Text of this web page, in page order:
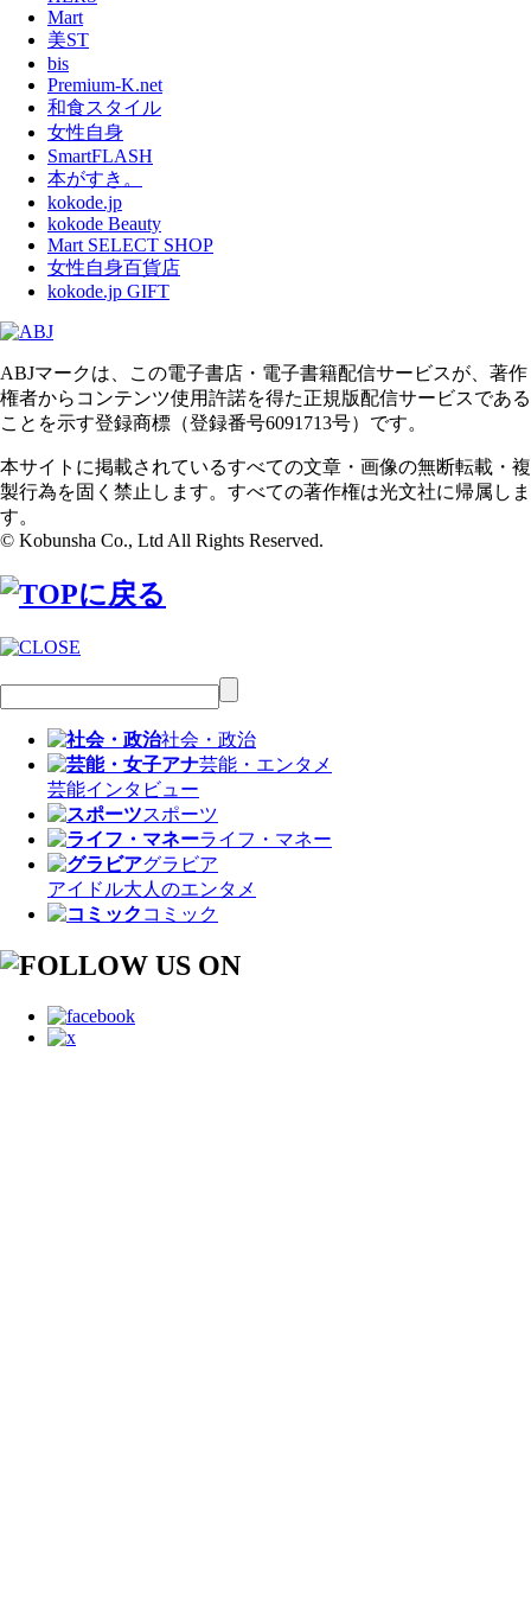
Mart
美ST
bis
Premium-K.net
和食スタイル
女性自身
SmartFLASH
本がすき。
kokode.jp
kokode Beauty
Mart SELECT SHOP
女性自身百貨店
kokode.jp GIFT
ABJマークは、この電子書店・電子書籍配信サービスが、著作
権者からコンテンツ使用許諾を得た正規版配信サービスである
ことを示す登録商標（登録番号6091713号）です。
本サイトに掲載されているすべての文章・画像の無断転載・複
製行為を固く禁止します。すべての著作権は光文社に帰属しま
す。
© Kobunsha Co., Ltd All Rights Reserved.
社会・政治
芸能・エンタメ
芸能インタビュー
スポーツ
ライフ・マネー
グラビア
アイドル大人のエンタメ
コミック